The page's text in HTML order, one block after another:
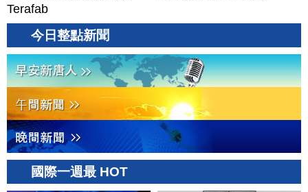
Terafab
今日整點新聞
國際一週最 HOT